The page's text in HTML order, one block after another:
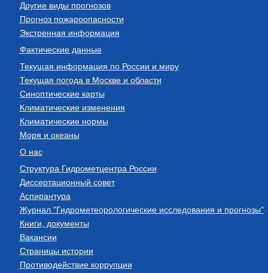
Другие виды прогнозов
Прогноз пожароопасности
Экстренная информация
Фактические данные
Текущая информация по России и миру
Текущая погода в Москве и области
Синоптические карты
Климатические изменения
Климатические нормы
Моря и океаны
О нас
Структура Гидрометцентра России
Диссертационный совет
Аспирантура
Журнал "Гидрометеорологические исследования и прогнозы"
Книги, документы
Вакансии
Страницы истории
Противодействие коррупции